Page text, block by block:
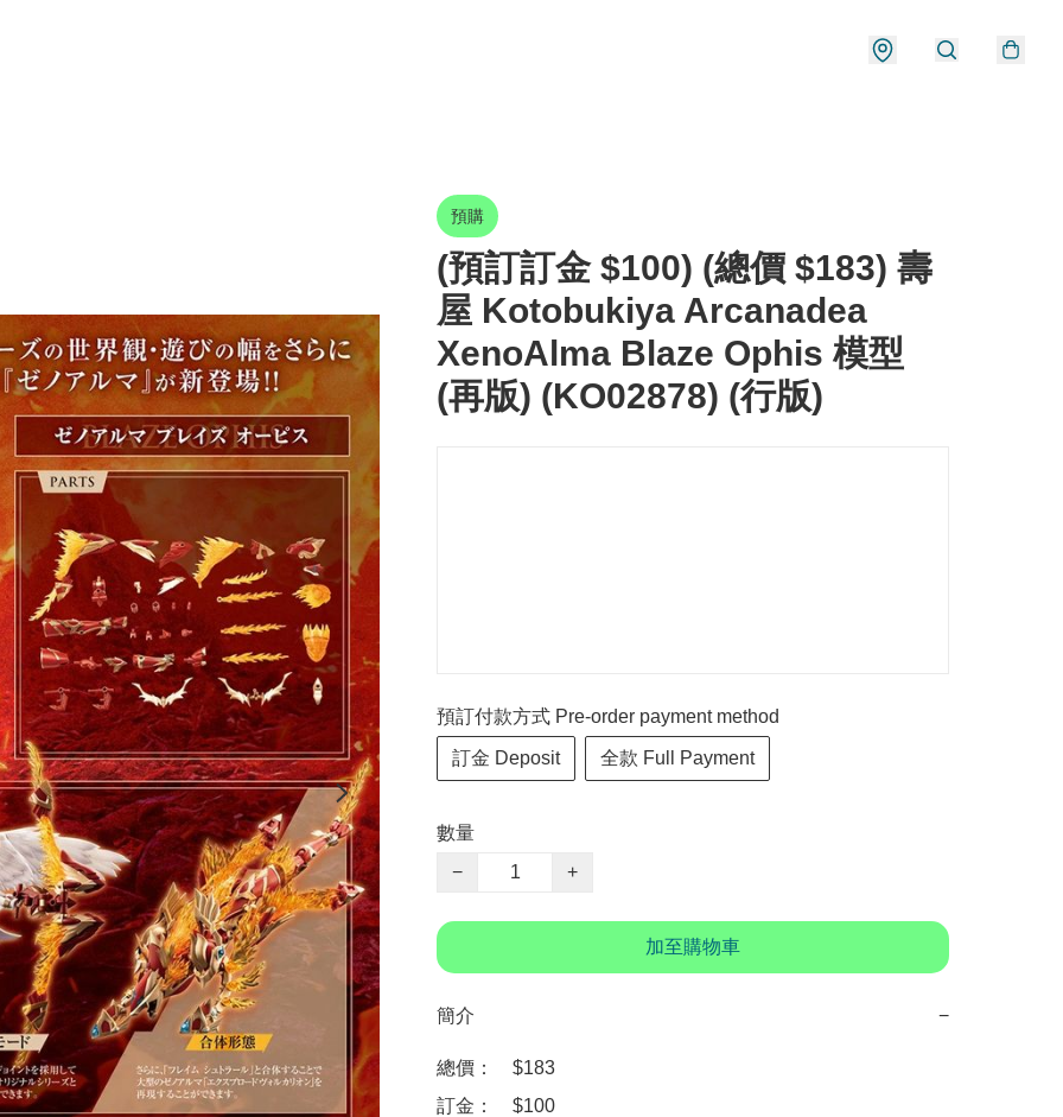
預購
(預訂訂金 $100) (總價 $183) 壽
屋 Kotobukiya Arcanadea
XenoAlma Blaze Ophis 模型
(再版) (KO02878) (行版)
預訂付款方式 Pre-order payment method
訂金 Deposit 全款 Full Payment
數量
−
+
加至購物車
簡介 −
總價：　$183
訂金：　$100